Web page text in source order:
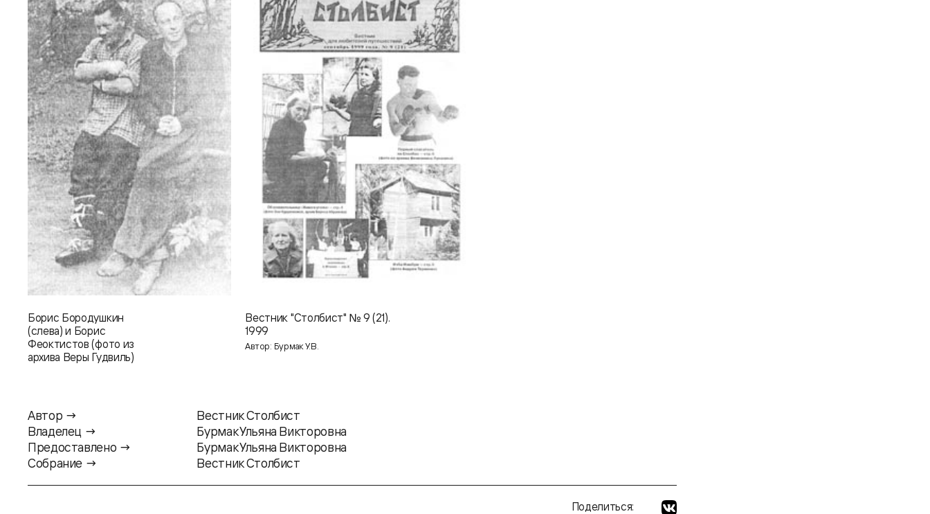
Борис Бородушкин
(слева) и Борис
Феоктистов (фото из
архива Веры Гудвиль)
Вестник "Столбист" № 9 (21).
1999
Автор: Бурмак У.В.
Автор →
Владелец →
Предоставлено →
Собрание →
Вестник Столбист
Бурмак Ульяна Викторовна
Бурмак Ульяна Викторовна
Вестник Столбист
Поделиться: